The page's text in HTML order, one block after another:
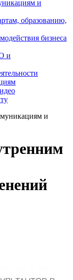
и
образованию,
бизнеса
и
и